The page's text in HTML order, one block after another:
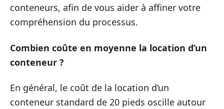
conteneurs, afin de vous aider à affiner votre
compréhension du processus.
Combien coûte en moyenne la location d’un
conteneur ?
En général, le coût de la location d’un
conteneur standard de 20 pieds oscille autour